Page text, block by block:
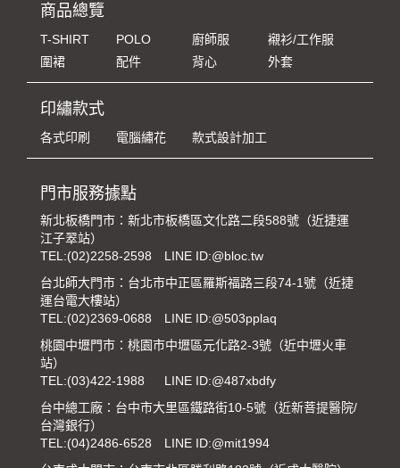
商品總覽
T-SHIRT POLO 廚師服
襯衫/工作服
圍裙
配件 背心 外套
印繡款式
各式印刷 電腦繡花 款式設計加工
門市服務據點
新北板橋門市：新北市板橋區文化路二段588號（近捷運
江子翠站）
TEL:(02)2258-2598
LINE ID:@bloc.tw
台北師大門市：台北市中正區羅斯福路三段74-1號（近捷
運台電大樓站）
TEL:(02)2369-0688
LINE ID:@503pplaq
桃園中壢門市：桃園市中壢區元化路2-3號（近中壢火車
站）
TEL:(03)422-1988
LINE ID:@487xbdfy
台中總工廠：台中市大里區鐵路街10-5號（近新菩提醫院/
台灣銀行）
TEL:(04)2486-6528
LINE ID:@mit1994